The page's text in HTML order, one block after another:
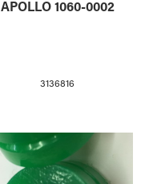
APOLLO 1060-0002
3136816